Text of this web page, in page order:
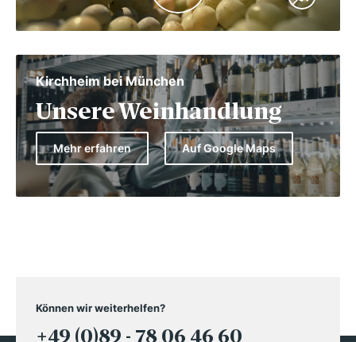
Kirchheim bei München
Unsere Weinhandlung
Mehr erfahren Auf Google Maps
Können wir weiterhelfen?
+49 (0)89 - 78 06 46 60